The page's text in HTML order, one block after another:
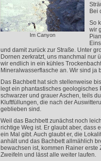
Im Canyon
Bei
So
wir
und damit zurück zur Straße. Unter
Dornen zerkratzt, uns manchmal nur
wir endlich in ein kühles
Mineralwasserflasche an. Wir sind ja
Das Bachbett hat sich stellenweise
legt ein phantastisches
schwarzer und grauer Aschen, teils
Kluftfüllungen, die nach der
geblieben sind.
Weil das Bachbett zunächst noch
richtige Weg ist. Er glaubt aber, dass
ein Mal gibt. Auch glaubt er, die
anhält und das Bachbett allmählich
bewachsen ist, kommen Rainer
Zweifeln und lässt alle weiter laufen.